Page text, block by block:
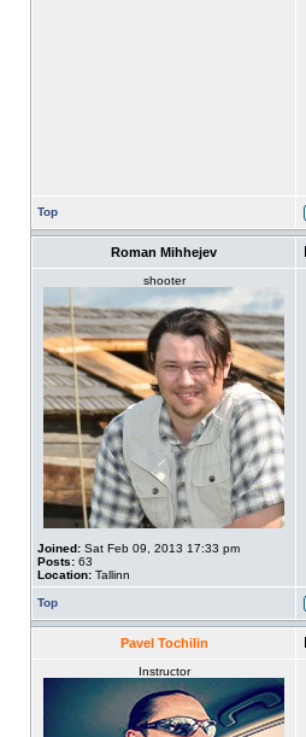
Top
Roman Mihhejev
shooter
Joined: Sat Feb 09, 2013 17:33 pm
Posts: 63
Location: Tallinn
Top
Pavel Tochilin
Instructor